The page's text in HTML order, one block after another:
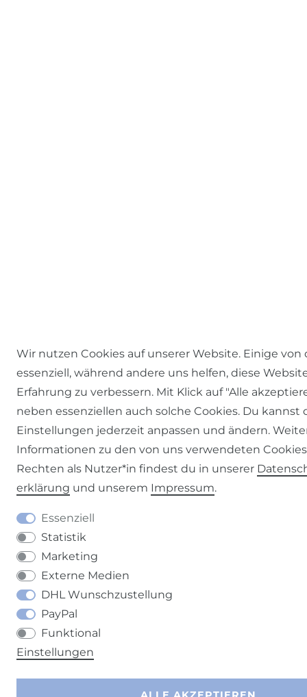
Wir nutzen Cookies auf unserer Website. Einige von
essenziell, während andere uns helfen, diese
Erfahrung zu verbessern. Mit Klick auf "Alle
neben essenziellen auch solche Cookies. Du kannst
Einstellungen jederzeit anpassen und ändern.
Informationen zu den von uns verwendeten
Rechten als Nutzer*in findest du in unserer
erklärung und unserem Impressum.
Essenziell
Statistik
Marketing
Externe Medien
DHL Wunschzustellung
PayPal
Funktional
Einstellungen